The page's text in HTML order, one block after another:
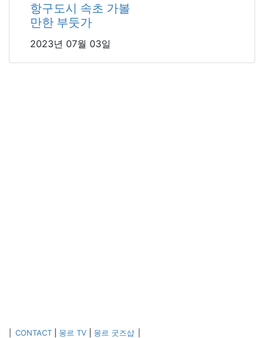
항구도시 속초 가볼
만한 부둣가
2023년 07월 03일
CONTACT| 몽르 TV| 몽르 굿즈샵